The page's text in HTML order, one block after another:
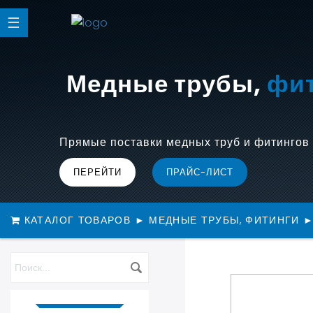
Медные трубы,
Прямые поставки медных труб и фитингов
ПЕРЕЙТИ ПРАЙС-ЛИСТ
КАТАЛОГ ТОВАРОВ ► МЕДНЫЕ ТРУБЫ, ФИТИНГИ ►